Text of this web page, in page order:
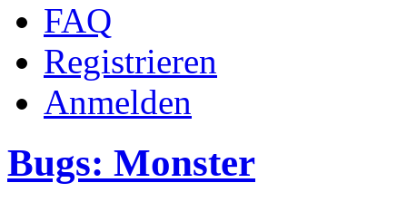
FAQ
Registrieren
Anmelden
Bugs: Monster